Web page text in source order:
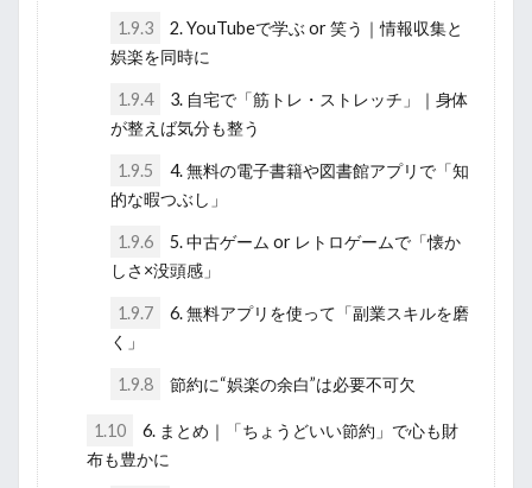
1.9.3
2. YouTubeで学ぶ or 笑う｜情報収集と
娯楽を同時に
1.9.4
3. 自宅で「筋トレ・ストレッチ」｜身体
が整えば気分も整う
1.9.5
4. 無料の電子書籍や図書館アプリで「知
的な暇つぶし」
1.9.6
5. 中古ゲーム or レトロゲームで「懐か
しさ×没頭感」
1.9.7
6. 無料アプリを使って「副業スキルを磨
く」
1.9.8 節約に“娯楽の余白”は必要不可欠
1.10
6. まとめ｜「ちょうどいい節約」で心も財
布も豊かに